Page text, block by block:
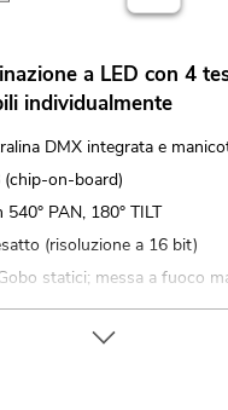
a LED con 4
individualmente
DMX integrata e
on-board)
PAN, 180° TILT
(risoluzione a 16 bit)
statici; messa a fuoco